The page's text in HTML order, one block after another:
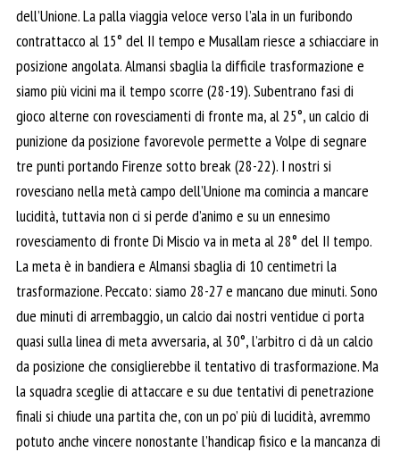
dell’Unione. La palla viaggia veloce verso l’ala in un furibondo
contrattacco al 15° del II tempo e Musallam riesce a schiacciare in
posizione angolata. Almansi sbaglia la difficile trasformazione e
siamo più vicini ma il tempo scorre (28-19). Subentrano fasi di
gioco alterne con rovesciamenti di fronte ma, al 25°, un calcio di
punizione da posizione favorevole permette a Volpe di segnare
tre punti portando Firenze sotto break (28-22). I nostri si
rovesciano nella metà campo dell’Unione ma comincia a mancare
lucidità, tuttavia non ci si perde d’animo e su un ennesimo
rovesciamento di fronte Di Miscio va in meta al 28° del II tempo.
La meta è in bandiera e Almansi sbaglia di 10 centimetri la
trasformazione. Peccato: siamo 28-27 e mancano due minuti. Sono
due minuti di arrembaggio, un calcio dai nostri ventidue ci porta
quasi sulla linea di meta avversaria, al 30°, l’arbitro ci dà un calcio
da posizione che consiglierebbe il tentativo di trasformazione. Ma
la squadra sceglie di attaccare e su due tentativi di penetrazione
finali si chiude una partita che, con un po’ più di lucidità, avremmo
potuto anche vincere nonostante l’handicap fisico e la mancanza di